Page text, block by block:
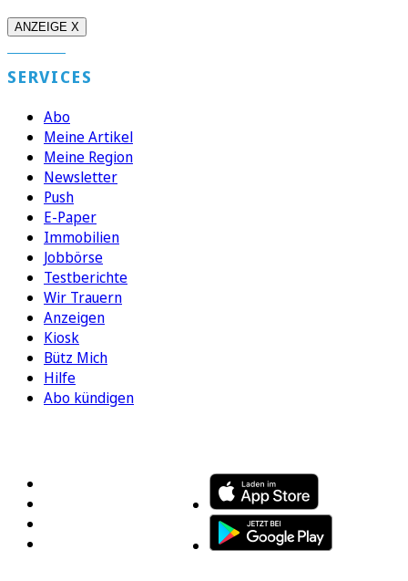
ANZEIGE X
SERVICES
Abo
Meine Artikel
Meine Region
Newsletter
Push
E-Paper
Immobilien
Jobbörse
Testberichte
Wir Trauern
Anzeigen
Kiosk
Bütz Mich
Hilfe
Abo kündigen